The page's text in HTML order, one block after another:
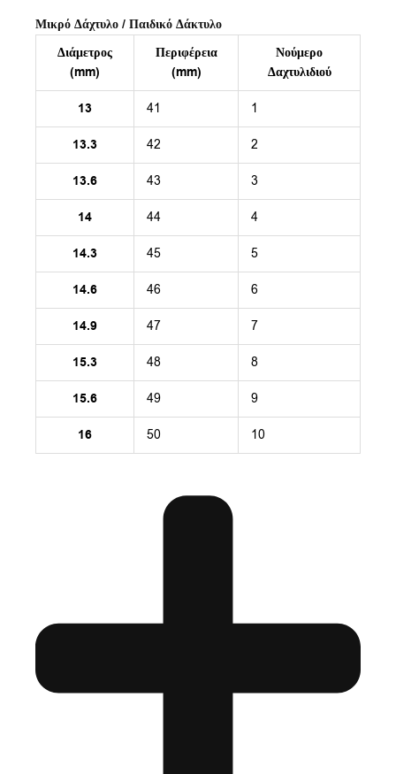
Μικρό Δάχτυλο / Παιδικό Δάκτυλο
Διάμετρος
(mm)
Περιφέρεια
(mm)
Νούμερο
Δαχτυλιδιού
13 41 1
13.3 42 2
13.6 43 3
14 44 4
14.3 45 5
14.6 46 6
14.9 47 7
15.3 48 8
15.6 49 9
16 50 10